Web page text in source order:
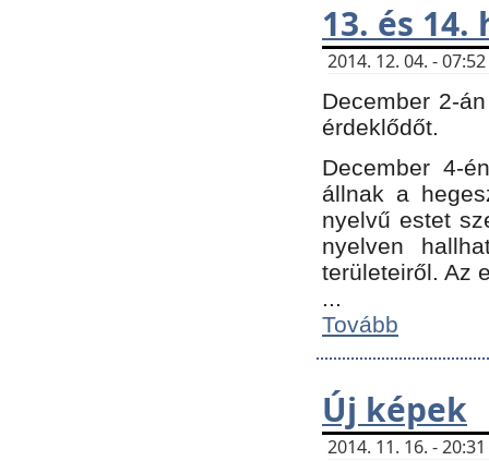
13. és
2014. 12. 04. -
December 2-
érdeklődőt.
December 4-
állnak a
nyelvű estet
nyelven
területeiről. Az
...
Tovább
Új képek
2014. 11. 16. -